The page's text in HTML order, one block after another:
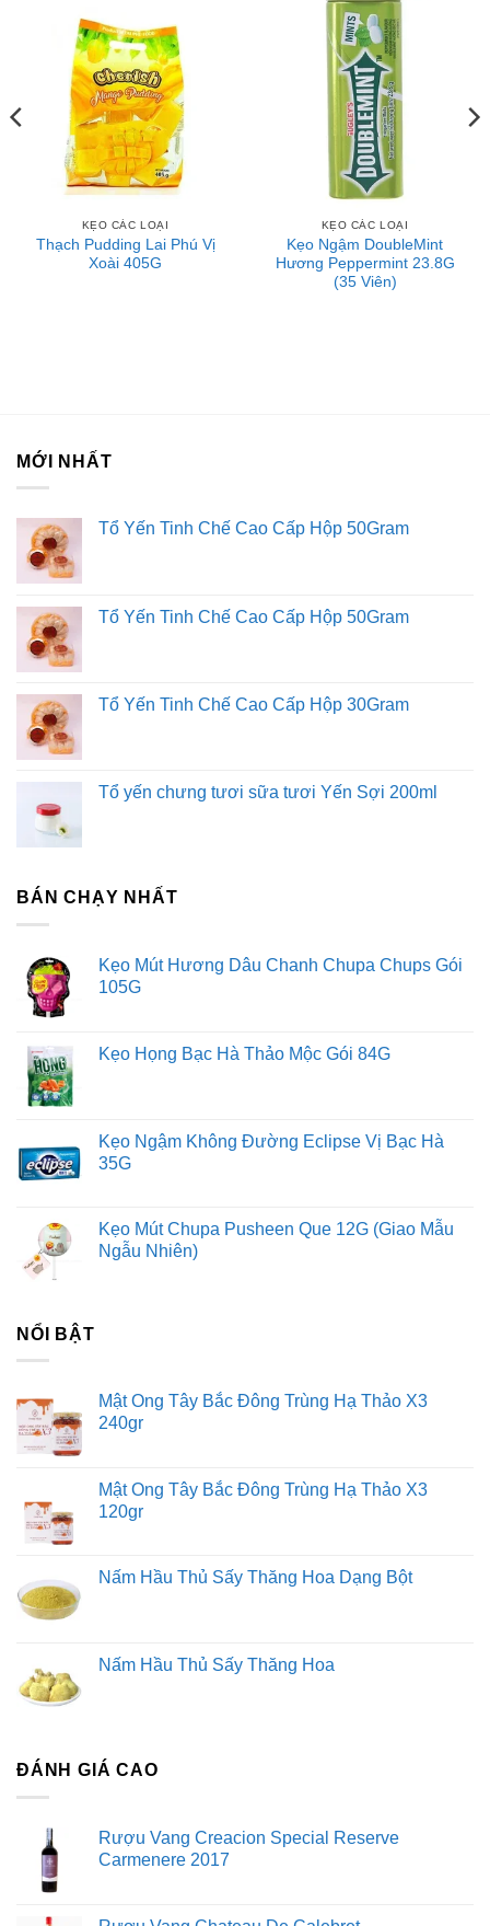
KẸO CÁC LOẠI
Thạch Pudding Lai Phú Vị
Xoài 405G
KẸO CÁC LOẠI
Kẹo Ngậm DoubleMint
Hương Peppermint 23.8G
(35 Viên)
MỚI NHẤT
Tổ Yến Tinh Chế Cao Cấp Hộp 50Gram
Tổ Yến Tinh Chế Cao Cấp Hộp 50Gram
Tổ Yến Tinh Chế Cao Cấp Hộp 30Gram
Tổ yến chưng tươi sữa tươi Yến Sợi 200ml
BÁN CHẠY NHẤT
Kẹo Mút Hương Dâu Chanh Chupa Chups Gói
105G
Kẹo Họng Bạc Hà Thảo Mộc Gói 84G
Kẹo Ngậm Không Đường Eclipse Vị Bạc Hà
35G
Kẹo Mút Chupa Pusheen Que 12G (Giao Mẫu
Ngẫu Nhiên)
NỔI BẬT
Mật Ong Tây Bắc Đông Trùng Hạ Thảo X3
240gr
Mật Ong Tây Bắc Đông Trùng Hạ Thảo X3
120gr
Nấm Hầu Thủ Sấy Thăng Hoa Dạng Bột
Nấm Hầu Thủ Sấy Thăng Hoa
ĐÁNH GIÁ CAO
Rượu Vang Creacion Special Reserve
Carmenere 2017